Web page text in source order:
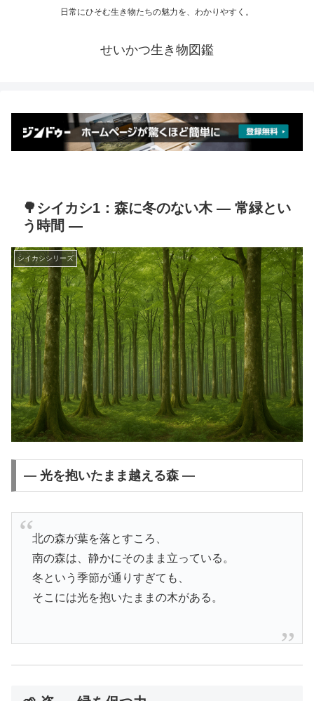
日常にひそむ生き物たちの魅力を、わかりやすく。
せいかつ生き物図鑑
🌳シイカシ1：森に冬のない木 ― 常緑とい
う時間 ―
シイカシシリーズ
― 光を抱いたまま越える森 ―
北の森が葉を落とすころ、
南の森は、静かにそのまま立っている。
冬という季節が通りすぎても、
そこには光を抱いたままの木がある。